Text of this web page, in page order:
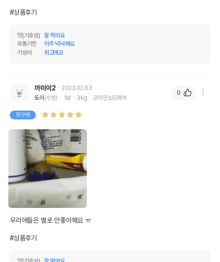
#상품후기
맛(기호성)
잘 먹어요
유통기한
아주 넉넉해요
가성비
최고에요
까미이2
2023.02.03
토리(수컷) 1살 3kg 코리안쇼트헤어
첫구매
우리애들은 별로 안좋아해요 ㅠ
#상품후기
0